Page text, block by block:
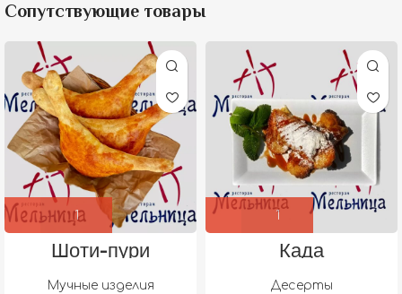
Сопутствующие товары
Шоти-пури
Мучные изделия
Када
Десерты